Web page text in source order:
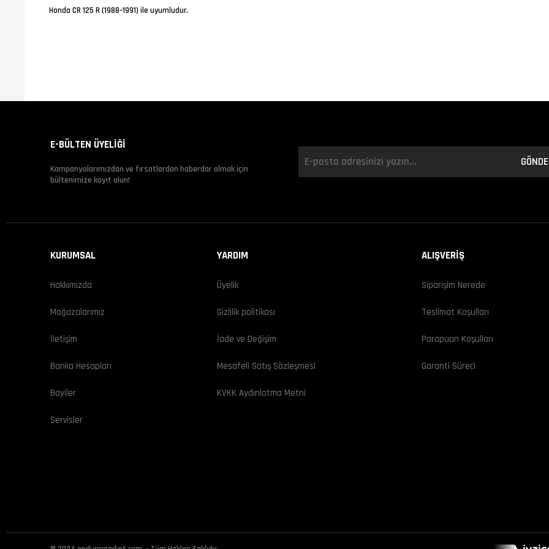
Honda CR 125 R (1988–1991) ile uyumludur.
E-BÜLTEN ÜYELİĞİ
Kampanyalarımızdan ve fırsatlardan haberdar olmak için
bültenimize kayıt olun!
KURUMSAL
Hakkımızda
Mağazalarımız
İletişim
Banka Hesapları
Bayiler
Servisler
YARDIM
Üyelik
Gizlilik politikası
İade ve Değişim
Mesafeli Satış Sözleşmesi
KVKK Aydınlatma Metni
ALIŞVERİŞ
Siparişim Nerede
Teslimat Koşulları
Parapuan Koşulları
Garanti Süreci